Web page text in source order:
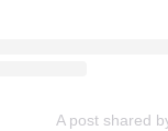
A post shared